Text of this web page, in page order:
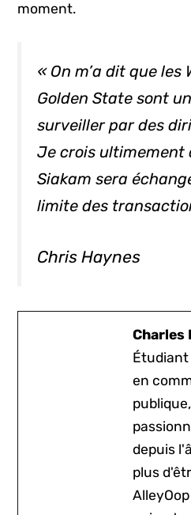
moment.
« On m’a dit que les
Golden State sont
surveiller par des
Je crois ultimement
Siakam sera
limite des
Chris Haynes
Charles
Étudiant
en
depuis
plus